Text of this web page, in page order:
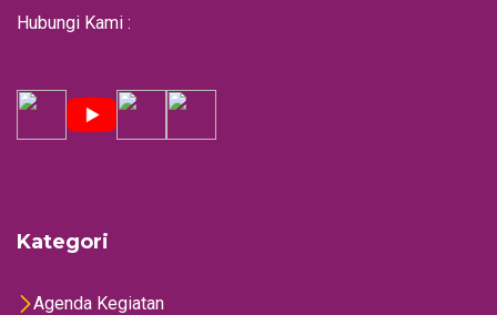
Hubungi Kami :
Kategori
Agenda Kegiatan